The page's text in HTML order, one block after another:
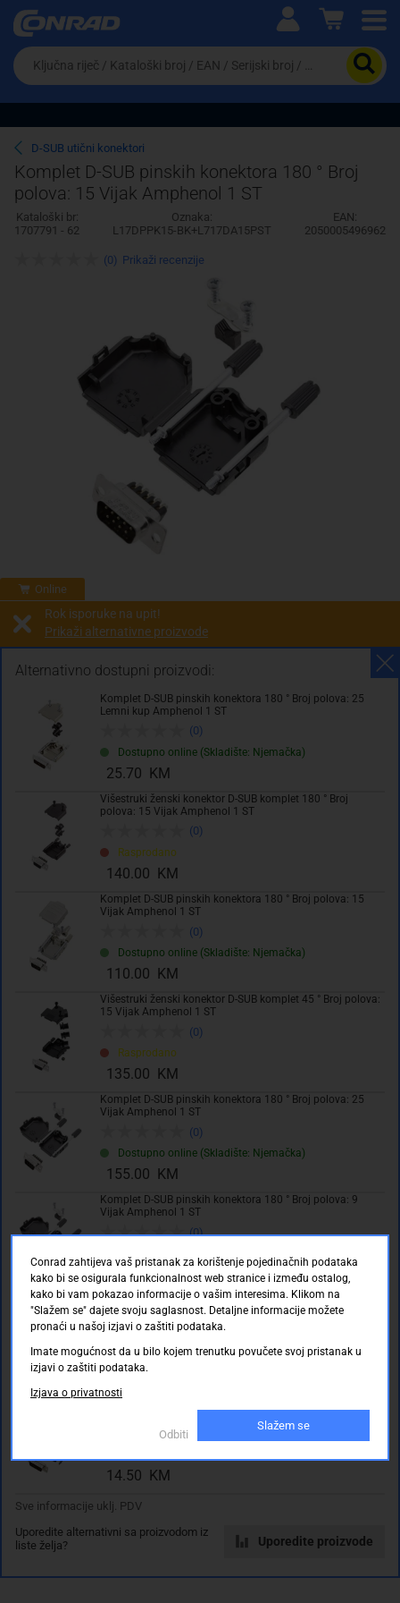
Ova postavka prilagođava asortiman proizvoda i
cijene vašim potrebama.
Pravno lice
Da
biste
potražili
proizvod,
unesite
ključnu
riječ,
kataloški
broj,
EAN
ili
D-SUB utični konektori
Komplet D-SUB pinskih konektora 180 ° Broj
polova: 15 Vijak Amphenol 1 ST
Kataloški br:
1707791 - 62
Oznaka:
L17DPPK15-BK+L717DA15PST
EAN:
2050005496962
Online
Alternativno dostupni proizvodi:
Komplet D-SUB pinskih konektora 180 ° Broj polova: 25
Lemni kup Amphenol 1 ST
(0)
Dostupno online (Skladište: Njemačka)
25.70 KM
Višestruki ženski konektor D-SUB komplet 180 ° Broj
polova: 15 Vijak Amphenol 1 ST
(0)
Rasprodano
140.00 KM
Komplet D-SUB pinskih konektora 180 ° Broj polova: 15
Vijak Amphenol 1 ST
(0)
Dostupno online (Skladište: Njemačka)
110.00 KM
Višestruki ženski konektor D-SUB komplet 45 ° Broj polova:
15 Vijak Amphenol 1 ST
(0)
Rasprodano
135.00 KM
Komplet D-SUB pinskih konektora 180 ° Broj polova: 25
Vijak Amphenol 1 ST
(0)
Dostupno online (Skladište: Njemačka)
155.00 KM
Komplet D-SUB pinskih konektora 180 ° Broj polova: 9
Vijak Amphenol 1 ST
(0)
63.50 KM
Komplet D-SUB pinskih konektora 180 ° Broj polova: 15
Lemni kup Amphenol 1 ST
(0)
Dostupno online (Skladište: Njemačka)
40.00 KM
Komplet D-SUB pinskih konektora 180 ° Broj polova: 15
Lemni kup TRU COMPONENTS TCTRIP15DMPK 1 ST
14.50 KM
Sve informacije uklj. PDV
Uporedite alternativni sa proizvodom iz
liste želja?
Uporedite proizvode
Rok isporuke na upit!
Prikaži alternativne proizvode
Prodaja i slanje od: Architektengruppe S71 d.o.o.
Cijena na upit
0.00 KM
sa PDV Troškovi dostave
Komada
Dodaj u košaricu
Dodati na listu želja
(0) Prikaži recenzije
Izdvojeno & Detalji
komplet
D-
konektora
redova:
2
Broj
polova:
15
Tehničke specifikacije
Ocjene kupaca
Conrad zahtijeva vaš pristanak za korištenje pojedinačnih podataka
kako bi se osigurala funkcionalnost web stranice i između ostalog,
kako bi vam pokazao informacije o vašim interesima. Klikom na
"Slažem se" dajete svoju saglasnost. Detaljne informacije možete
pronaći u našoj izjavi o zaštiti podataka.
Imate mogućnost da u bilo kojem trenutku povučete svoj pristanak u
izjavi o zaštiti podataka.
Izjava o privatnosti
Odbiti
Slažem se